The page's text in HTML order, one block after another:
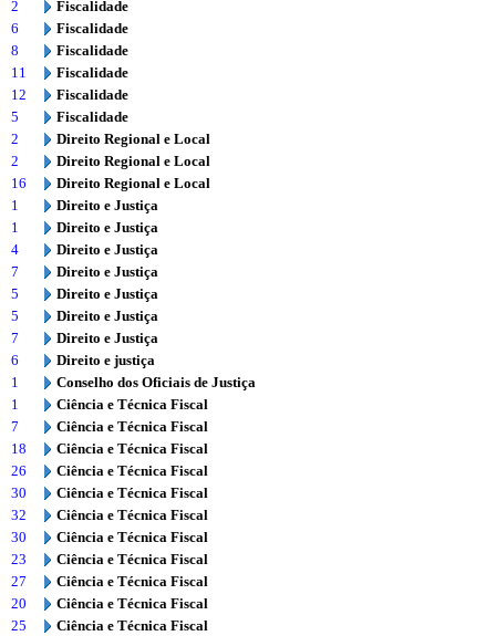
2
Fiscalidade
6
Fiscalidade
8
Fiscalidade
11
Fiscalidade
12
Fiscalidade
5
Fiscalidade
2
Direito Regional e Local
2
Direito Regional e Local
16
Direito Regional e Local
1
Direito e Justiça
1
Direito e Justiça
4
Direito e Justiça
7
Direito e Justiça
5
Direito e Justiça
5
Direito e Justiça
7
Direito e Justiça
6
Direito e justiça
1
Conselho dos Oficiais de Justiça
1
Ciência e Técnica Fiscal
7
Ciência e Técnica Fiscal
18
Ciência e Técnica Fiscal
26
Ciência e Técnica Fiscal
30
Ciência e Técnica Fiscal
32
Ciência e Técnica Fiscal
30
Ciência e Técnica Fiscal
23
Ciência e Técnica Fiscal
27
Ciência e Técnica Fiscal
20
Ciência e Técnica Fiscal
25
Ciência e Técnica Fiscal